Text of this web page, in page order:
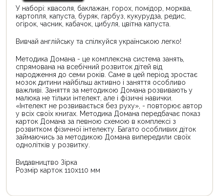
У наборі: квасоля, баклажан, горох, помідор, морква,
картопля, капуста, буряк, гарбуз, кукурудза, редис,
огірок, часник, кабачок, цибуля, цвітна капуста.
Вивчай англійську та спілкуйся українською легко!
Методика Домана - це комплексна система занять,
спрямована на всебічний розвиток дітей від
народження до семи років. Саме в цей період зростає
мозок дитини найбільш активно і заняття особливо
важливі. Заняття за методикою Домана розвивають у
малюка не тільки інтелект, але і фізичні навички.
«Інтелект не розвивається без руху», - повторює автор
у всіх своїх книгах. Методика Домана передбачає показ
карток Домана за певною схемою в комплексі з
розвитком фізичної інтелекту. Багато особливих діток
займаючись за методикою Домана випередили своїх
однолітків у розвитку.
Видавництво Зірка
Розмір карток 110х110 мм